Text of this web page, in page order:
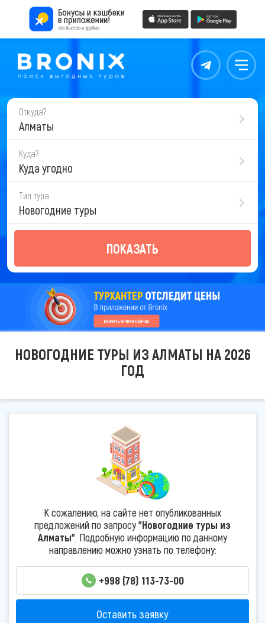
Контакты Меню
Откуда?
Алматы
Куда?
Куда угодно
Тип тура
Новогодние туры
ПОКАЗАТЬ
НОВОГОДНИЕ ТУРЫ ИЗ АЛМАТЫ НА 2026
ГОД
К сожалению, на сайте нет опубликованных
предложений по запросу"Новогодние туры из
Алматы". Подробную информацию по данному
направлению можно узнать по телефону:
+998 (78) 113-73-00
Оставить заявку